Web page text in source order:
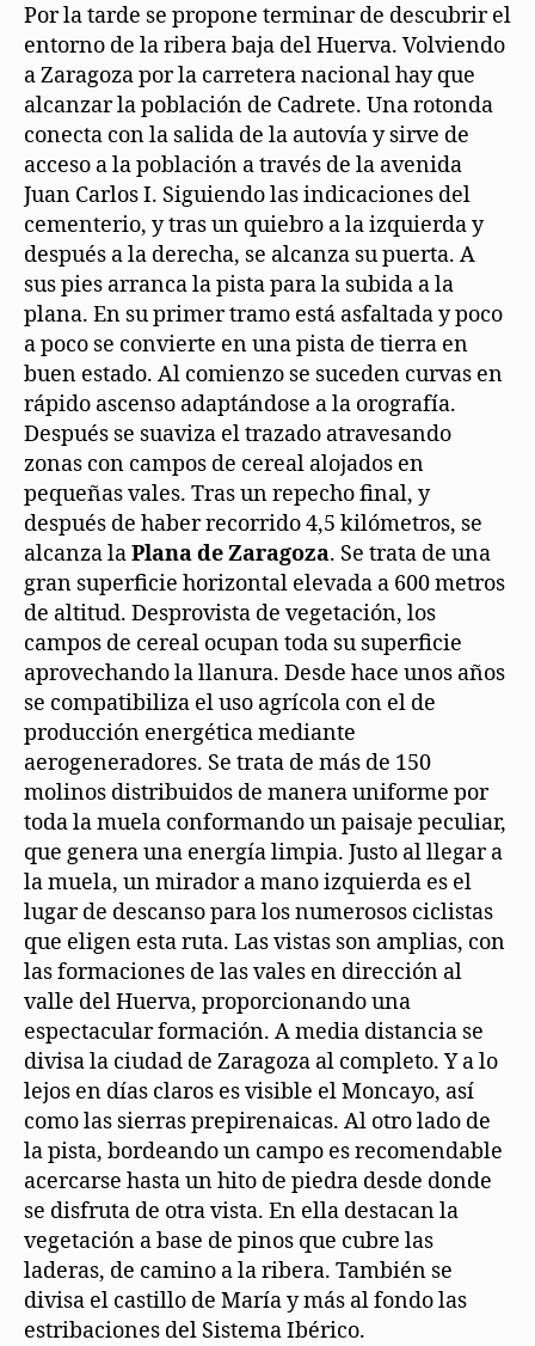
Por la tarde se propone terminar de descubrir el
entorno de la ribera baja del Huerva. Volviendo
a Zaragoza por la carretera nacional hay que
alcanzar la población de Cadrete. Una rotonda
conecta con la salida de la autovía y sirve de
acceso a la población a través de la avenida
Juan Carlos I. Siguiendo las indicaciones del
cementerio, y tras un quiebro a la izquierda y
después a la derecha, se alcanza su puerta. A
sus pies arranca la pista para la subida a la
plana. En su primer tramo está asfaltada y poco
a poco se convierte en una pista de tierra en
buen estado. Al comienzo se suceden curvas en
rápido ascenso adaptándose a la orografía.
Después se suaviza el trazado atravesando
zonas con campos de cereal alojados en
pequeñas vales. Tras un repecho final, y
después de haber recorrido 4,5 kilómetros, se
alcanza laPlana de Zaragoza. Se trata de una
gran superficie horizontal elevada a 600 metros
de altitud. Desprovista de vegetación, los
campos de cereal ocupan toda su superficie
aprovechando la llanura. Desde hace unos años
se compatibiliza el uso agrícola con el de
producción energética mediante
aerogeneradores. Se trata de más de 150
molinos distribuidos de manera uniforme por
toda la muela conformando un paisaje peculiar,
que genera una energía limpia. Justo al llegar a
la muela, un mirador a mano izquierda es el
lugar de descanso para los numerosos ciclistas
que eligen esta ruta. Las vistas son amplias, con
las formaciones de las vales en dirección al
valle del Huerva, proporcionando una
espectacular formación. A media distancia se
divisa la ciudad de Zaragoza al completo. Y a lo
lejos en días claros es visible el Moncayo, así
como las sierras prepirenaicas. Al otro lado de
la pista, bordeando un campo es recomendable
acercarse hasta un hito de piedra desde donde
se disfruta de otra vista. En ella destacan la
vegetación a base de pinos que cubre las
laderas, de camino a la ribera. También se
divisa el castillo de María y más al fondo las
estribaciones del Sistema Ibérico.